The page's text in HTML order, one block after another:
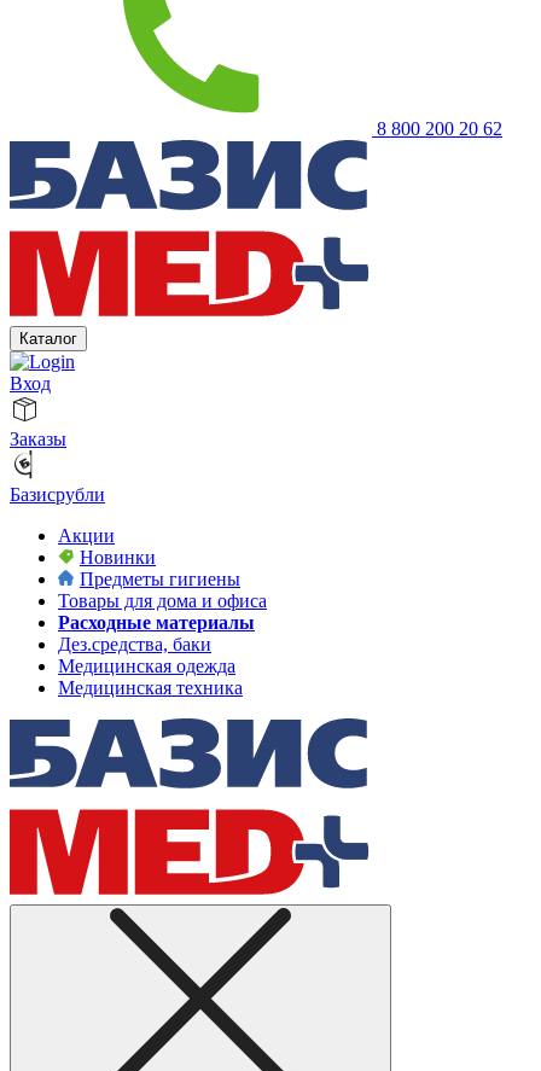
8 800 200 20 62
Каталог
Вход
Заказы
Базисрубли
Акции
Новинки
Предметы гигиены
Товары для дома и офиса
Расходные материалы
Дез.средства, баки
Медицинская одежда
Медицинская техника